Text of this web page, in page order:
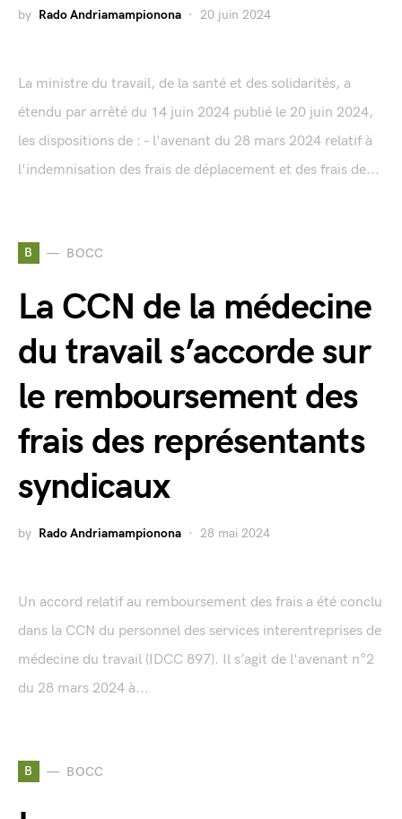
by Rado Andriamampionona 20 juin 2024
La ministre du travail, de la santé et des solidarités, a
étendu par arrêté du 14 juin 2024 publié le 20 juin 2024,
les dispositions de : - l'avenant du 28 mars 2024 relatif à
l'indemnisation des frais de déplacement et des frais de...
B BOCC
La CCN de la médecine
du travail s’accorde sur
le remboursement des
frais des représentants
syndicaux
by Rado Andriamampionona 28 mai 2024
Un accord relatif au remboursement des frais a été conclu
dans la CCN du personnel des services interentreprises de
médecine du travail (IDCC 897). Il s’agit de l'avenant n°2
du 28 mars 2024 à...
B BOCC